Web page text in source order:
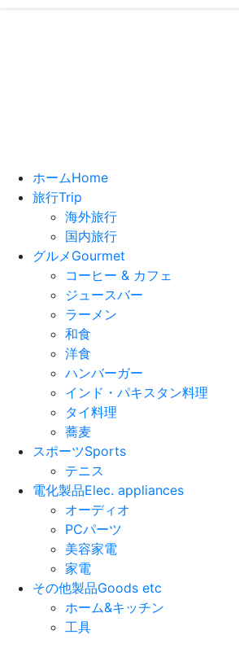
ホームHome
旅行Trip
海外旅行
国内旅行
グルメ Gourmet
コーヒー & カフェ
ジュースバー
ラーメン
和食
洋食
ハンバーガー
インド・パキスタン料理
タイ料理
蕎麦
スポーツSports
テニス
電化製品Elec. appliances
オーディオ
PCパーツ
美容家電
家電
その他製品Goods etc
ホーム&キッチン
工具